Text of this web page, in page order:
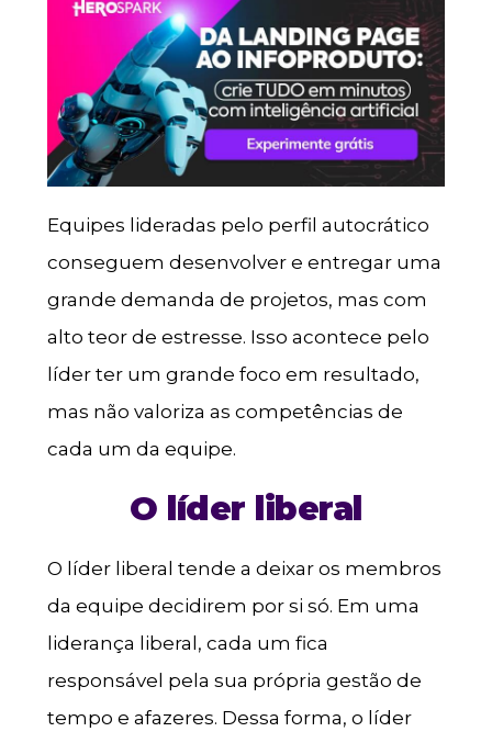
Equipes lideradas pelo perfil autocrático
conseguem desenvolver e entregar uma
grande demanda de projetos, mas com
alto teor de estresse. Isso acontece pelo
líder ter um grande foco em resultado,
mas não valoriza as competências de
cada um da equipe.
O líder liberal
O líder liberal tende a deixar os membros
da equipe decidirem por si só. Em uma
liderança liberal, cada um fica
responsável pela sua própria gestão de
tempo e afazeres. Dessa forma, o líder